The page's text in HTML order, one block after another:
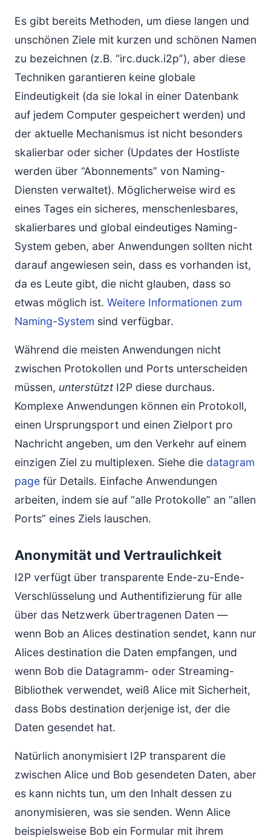
Es gibt bereits Methoden, um diese langen und
unschönen Ziele mit kurzen und schönen Namen
zu bezeichnen (z.B. “irc.duck.i2p”), aber diese
Techniken garantieren keine globale
Eindeutigkeit (da sie lokal in einer Datenbank
auf jedem Computer gespeichert werden) und
der aktuelle Mechanismus ist nicht besonders
skalierbar oder sicher (Updates der Hostliste
werden über “Abonnements” von Naming-
Diensten verwaltet). Möglicherweise wird es
eines Tages ein sicheres, menschenlesbares,
skalierbares und global eindeutiges Naming-
System geben, aber Anwendungen sollten nicht
darauf angewiesen sein, dass es vorhanden ist,
da es Leute gibt, die nicht glauben, dass so
etwas möglich ist. Weitere Informationen zum
Naming-System sind verfügbar.
Während die meisten Anwendungen nicht
zwischen Protokollen und Ports unterscheiden
müssen, unterstütztI2P diese durchaus.
Komplexe Anwendungen können ein Protokoll,
einen Ursprungsport und einen Zielport pro
Nachricht angeben, um den Verkehr auf einem
einzigen Ziel zu multiplexen. Siehe die datagram
page für Details. Einfache Anwendungen
arbeiten, indem sie auf “alle Protokolle” an “allen
Ports” eines Ziels lauschen.
Anonymität und Vertraulichkeit
I2P verfügt über transparente Ende-zu-Ende-
Verschlüsselung und Authentifizierung für alle
über das Netzwerk übertragenen Daten —
wenn Bob an Alices destination sendet, kann nur
Alices destination die Daten empfangen, und
wenn Bob die Datagramm- oder Streaming-
Bibliothek verwendet, weiß Alice mit Sicherheit,
dass Bobs destination derjenige ist, der die
Daten gesendet hat.
Natürlich anonymisiert I2P transparent die
zwischen Alice und Bob gesendeten Daten, aber
es kann nichts tun, um den Inhalt dessen zu
anonymisieren, was sie senden. Wenn Alice
beispielsweise Bob ein Formular mit ihrem